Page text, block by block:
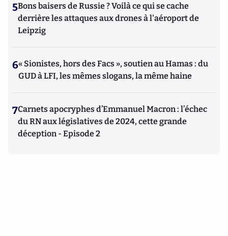
5Bons baisers de Russie ? Voilà ce qui se cache
derrière les attaques aux drones à l'aéroport de
Leipzig
6« Sionistes, hors des Facs », soutien au Hamas : du
GUD à LFI, les mêmes slogans, la même haine
7Carnets apocryphes d’Emmanuel Macron : l’échec
du RN aux législatives de 2024, cette grande
déception - Episode 2